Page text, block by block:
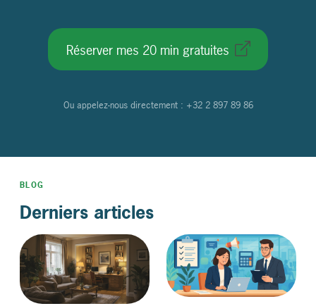
Réserver mes 20 min gratuites
Ou appelez-nous directement : +32 2 897 89 86
BLOG
Derniers articles